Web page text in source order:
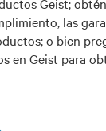
Geist;
las
o bien
en Geist para